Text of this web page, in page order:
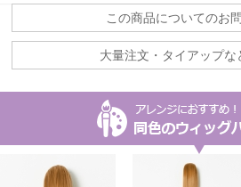
この商品についてのお
大量注文・タイアップな